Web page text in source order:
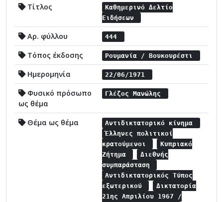
Τίτλος
Καθημερινό Δελτίο
Ειδήσεων
Αρ. φύλλου 444
Τόπος έκδοσης Ρουμανία / Βουκουρέστι
Ημερομηνία 22/06/1971
Φυσικό πρόσωπο
ως θέμα
Γλέζος Μανώλης
Θέμα ως θέμα
Αντιδικτατορικό κίνημα
Έλληνες πολιτικοί
κρατούμενοι
Κυπριακό
Ζήτημα
Διεθνής
συμπαράσταση
Αντιδικτατορικός Τύπος
εξωτερικού
Δικτατορία
21ης Απριλίου 1967 /